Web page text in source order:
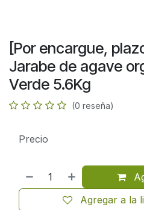
[Por encargue,
Jarabe de agave
Verde 5.6Kg
(0 reseña)
Agregar a la
Precio